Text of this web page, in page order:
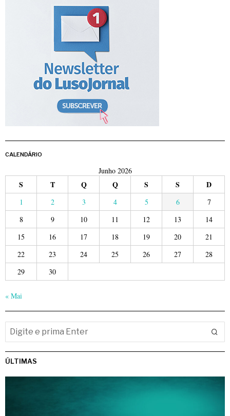
CALENDÁRIO
Junho 2026
S T Q Q S S D
1 2 3 4 5 6
7
8
9 10 11 12 13
14
15
16 17 18 19 20
21
22
23 24 25 26 27
28
29
30
« Mai
ÚLTIMAS